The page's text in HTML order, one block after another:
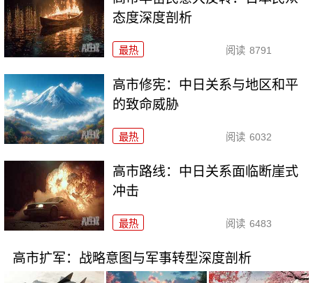
态度深度剖析
最热 阅读 8791
高市修宪：中日关系与地区和平
的致命威胁
最热 阅读 6032
高市路线：中日关系面临断崖式
冲击
最热 阅读 6483
高市扩军：战略意图与军事转型深度剖析